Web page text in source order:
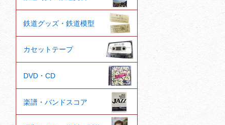
鉄道グッズ・鉄道模型
カセットテープ
DVD・CD
楽譜・バンドスコア